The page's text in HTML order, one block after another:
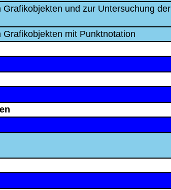
und zur Untersuchung der
mit Punktnotation